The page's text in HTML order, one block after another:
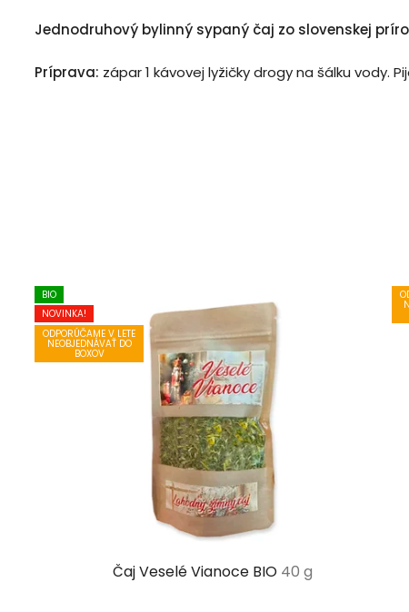
Jednodruhový bylinný sypaný čaj zo slovenskej
Príprava: zápar 1 kávovej lyžičky drogy na šálku vody.
BIO
NOVINKA!
ODPORÚČAME V LETE
NEOBJEDNÁVAŤ DO
BOXOV
Čaj Veselé Vianoce BIO 40 g